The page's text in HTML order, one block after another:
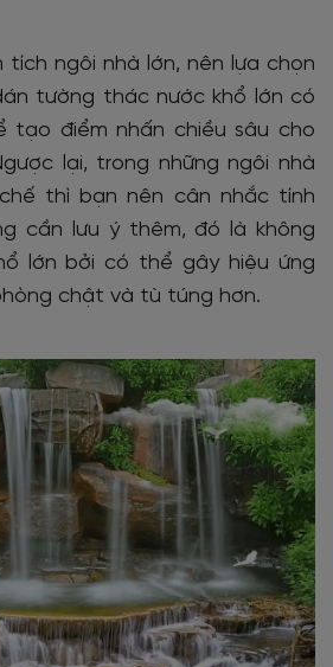
tích ngôi nhà lớn, nên lựa chọn
tường thác nước khổ lớn có
tạo điểm nhấn chiều sâu cho
lại, trong những ngôi nhà
thì bạn nên cân nhắc tính
cần lưu ý thêm, đó là không
lớn bởi có thể gây hiệu ứng
chật và tù túng hơn.